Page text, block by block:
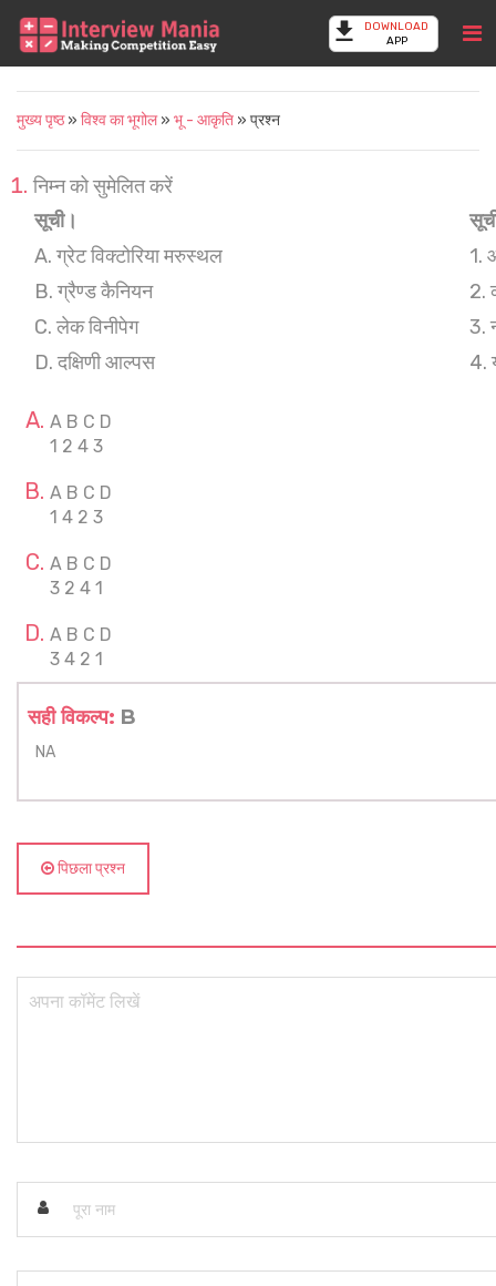
DOWNLOAD
APP
मुख्य पृष्ठ» विश्व का भूगोल» भू - आकृति » प्रश्न
निम्न को सुमेलित करें
सूची।
A. ग्रेट विक्टोरिया मरुस्थल
1.
B. ग्रैण्ड कैनियन
2.
C. लेक विनीपेग
3.
D. दक्षिणी आल्पस
4.
A B C D
1 2 4 3
A B C D
1 4 2 3
A B C D
3 2 4 1
A B C D
3 4 2 1
सही विकल्प: B
NA
पिछला प्रश्न